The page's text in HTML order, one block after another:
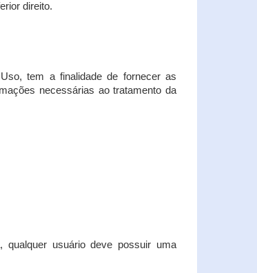
direito.
tem a finalidade de fornecer as
necessárias ao tratamento da
usuário deve possuir uma